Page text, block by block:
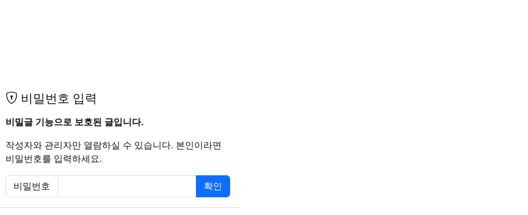
비밀번호 입력
비밀글 기능으로 보호된 글입니다.
작성자와 관리자만 열람하실 수 있습니다. 본인이라면
비밀번호를 입력하세요.
비밀번호
필수 확인